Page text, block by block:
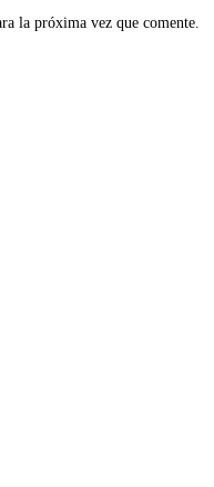
la próxima vez que comente.